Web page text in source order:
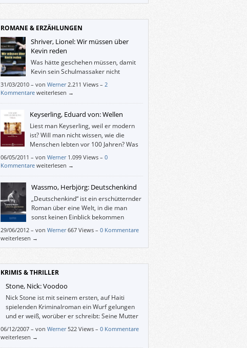
ROMANE & ERZÄHLUNGEN
Shriver, Lionel: Wir müssen über
Kevin reden
Was hätte geschehen müssen, damit
Kevin sein Schulmassaker nicht
akribisch geplant und ausgeführt
hätte?
31/03/2010 – von Werner 2.211 Views – 2
Kommentare weiterlesen →
Keyserling, Eduard von: Wellen
Liest man Keyserling, weil er modern
ist? Will man nicht wissen, wie die
Menschen lebten vor 100 Jahren? Was
sie dachten und fühlten und taten?
06/05/2011 – von Werner 1.099 Views – 0
Kommentare weiterlesen →
Wassmo, Herbjörg: Deutschenkind
„Deutschenkind“ ist ein erschütternder
Roman über eine Welt, in die man
sonst keinen Einblick bekommen
würde. Und über ein Kind, das man
liebend gern beschützen würde, das man ohne zu
gefährlicher Ort.
29/06/2012 – von Werner 667 Views – 0 Kommentare
weiterlesen →
KRIMIS & THRILLER
Stone, Nick: Voodoo
Nick Stone ist mit seinem ersten, auf Haiti
spielenden Kriminalroman ein Wurf gelungen
und er weiß, worüber er schreibt: Seine Mutter
entstammt einer der ältesten Familien Haitis,
einige seiner Verwandten haben für den Diktator
06/12/2007 – von Werner 522 Views – 0 Kommentare
weiterlesen →